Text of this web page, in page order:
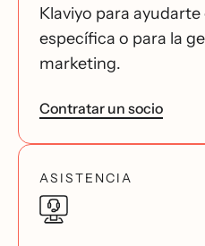
Klaviyo para
específica o para la
marketing.
Contratar un socio
ASISTENCIA